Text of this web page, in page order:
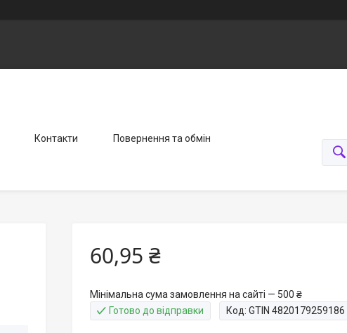
Контакти Повернення та обмін
60,95 ₴
Мінімальна сума замовлення на сайті — 500 ₴
Готово до відправки
Код: GTIN 4820179259186